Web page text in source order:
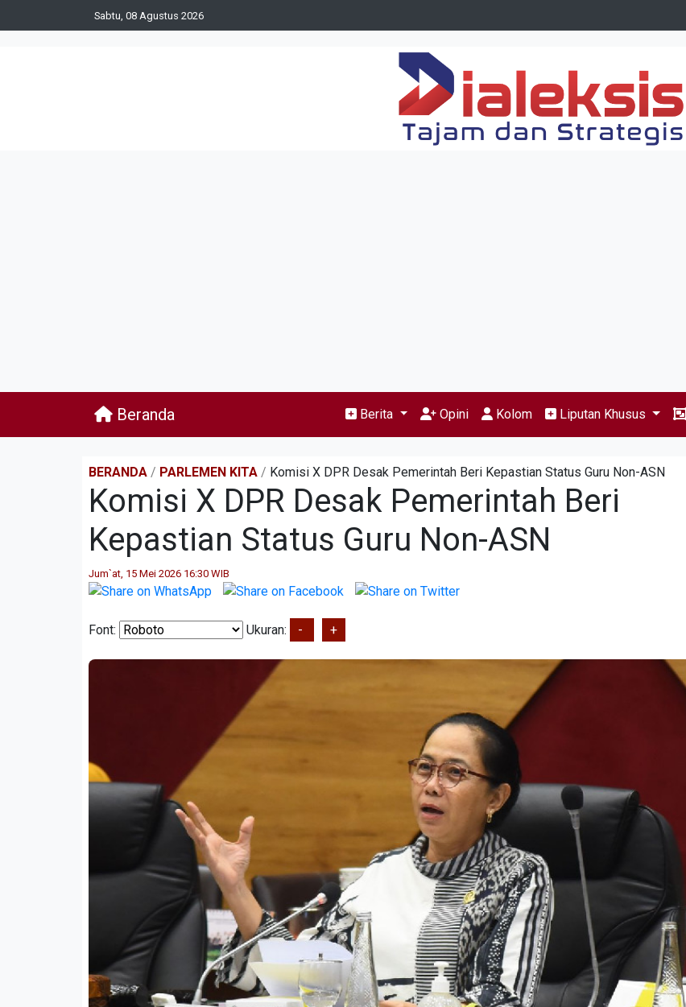
Sabtu, 08 Agustus 2026
Beranda Berita Opini Kolom Liputan Khusus
BERANDA / PARLEMEN KITA / Komisi X DPR Desak Pemerintah Beri Kepastian Status Guru Non-ASN
Komisi X DPR Desak Pemerintah Beri
Kepastian Status Guru Non-ASN
Jum`at, 15 Mei 2026 16:30 WIB
Font: Ukuran: - +